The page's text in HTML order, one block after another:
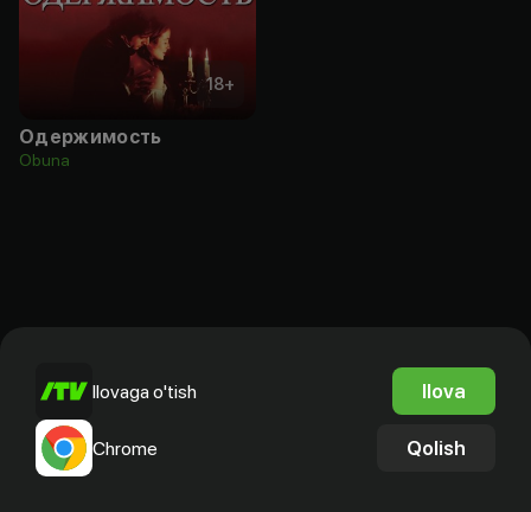
18+
Одержимость
Obuna
Ilovaga o'tish Ilova
Chrome Qolish